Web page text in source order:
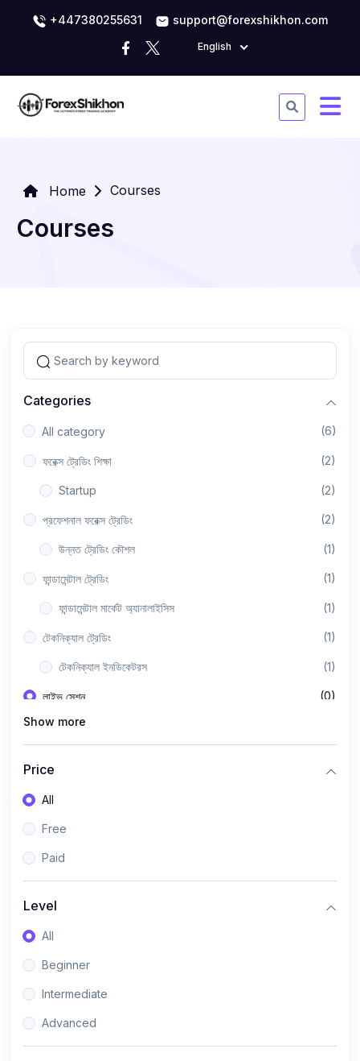
+447380255631 support@forexshikhon.com
English
Home Courses
Courses
Categories
All category (6)
ফরেক্স ট্রেডিং শিক্ষা (2)
Startup (2)
প্রফেশনাল ফরেক্স ট্রেডিং (2)
উন্নত ট্রেডিং কৌশল (1)
ফান্ডামেন্টাল ট্রেডিং (1)
ফান্ডামেন্টাল মার্কেট অ্যানালাইসিস (1)
টেকনিক্যাল ট্রেডিং (1)
টেকনিক্যাল ইনডিকেটরস (1)
লাইভ সেশন (0)
Live Class
Show more
Price
All
Free
Paid
Level
All
Beginner
Intermediate
Advanced